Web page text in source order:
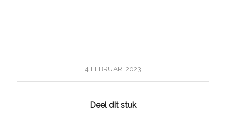
4 FEBRUARI 2023
Deel dit stuk